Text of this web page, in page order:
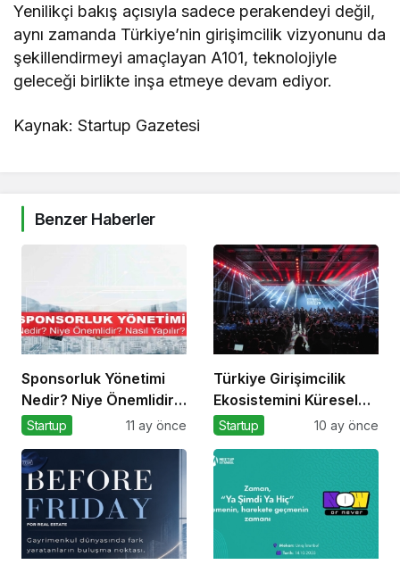
Yenilikçi bakış açısıyla sadece perakendeyi değil,
aynı zamanda Türkiye’nin girişimcilik vizyonunu da
şekillendirmeyi amaçlayan A101, teknolojiyle
geleceği birlikte inşa etmeye devam ediyor.
Kaynak: Startup Gazetesi
Benzer Haberler
Sponsorluk Yönetimi
Nedir? Niye Önemlidir?
Nasıl Yapılır?
Startup 11 ay önce
Türkiye Girişimcilik
Ekosistemini Küresel
Sahneye Taşıyan
Startup 10 ay önce